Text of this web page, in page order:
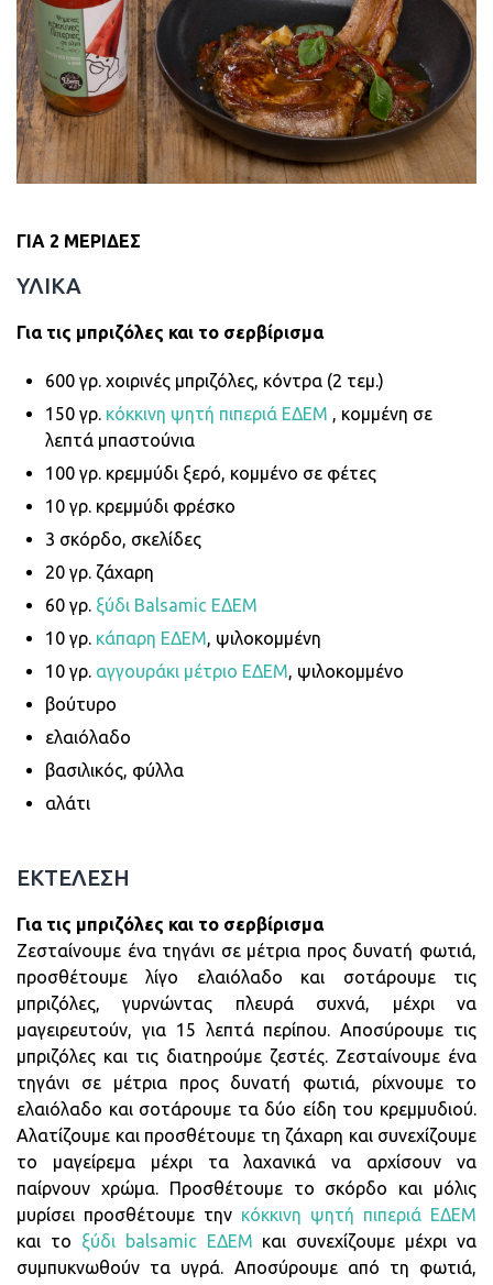
ΓΙΑ 2 ΜΕΡΙΔΕΣ
ΥΛΙΚΑ
Για τις μπριζόλες και το σερβίρισμα
600 γρ. χοιρινές μπριζόλες, κόντρα (2 τεμ.)
150 γρ. κόκκινη ψητή πιπεριά ΕΔΕΜ , κομμένη σε
λεπτά μπαστούνια
100 γρ. κρεμμύδι ξερό, κομμένο σε φέτες
10 γρ. κρεμμύδι φρέσκο
3 σκόρδο, σκελίδες
20 γρ. ζάχαρη
60 γρ. ξύδι Balsamic ΕΔΕΜ
10 γρ. κάπαρη ΕΔΕΜ, ψιλοκομμένη
10 γρ. αγγουράκι μέτριο ΕΔΕΜ, ψιλοκομμένο
βούτυρο
ελαιόλαδο
βασιλικός, φύλλα
αλάτι
ΕΚΤΕΛΕΣΗ
Για τις μπριζόλες και το σερβίρισμα
Ζεσταίνουμε ένα τηγάνι σε μέτρια προς δυνατή φωτιά,
προσθέτουμε λίγο ελαιόλαδο και σοτάρουμε τις
μπριζόλες, γυρνώντας πλευρά συχνά, μέχρι να
μαγειρευτούν, για 15 λεπτά περίπου. Αποσύρουμε τις
μπριζόλες και τις διατηρούμε ζεστές. Ζεσταίνουμε ένα
τηγάνι σε μέτρια προς δυνατή φωτιά, ρίχνουμε το
ελαιόλαδο και σοτάρουμε τα δύο είδη του κρεμμυδιού.
Αλατίζουμε και προσθέτουμε τη ζάχαρη και συνεχίζουμε
το μαγείρεμα μέχρι τα λαχανικά να αρχίσουν να
παίρνουν χρώμα. Προσθέτουμε το σκόρδο και μόλις
μυρίσει προσθέτουμε την κόκκινη ψητή πιπεριά ΕΔΕΜ
και το ξύδι balsamic ΕΔΕΜ και συνεχίζουμε μέχρι να
συμπυκνωθούν τα υγρά. Αποσύρουμε από τη φωτιά,